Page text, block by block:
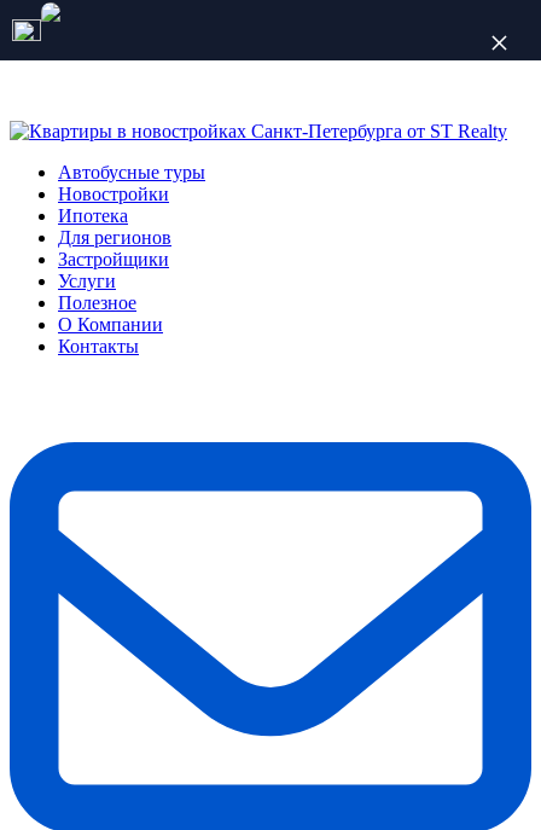
Количество мест ограничено
Автобусные туры
Новостройки
Ипотека
Для регионов
Застройщики
Услуги
Полезное
О Компании
Контакты